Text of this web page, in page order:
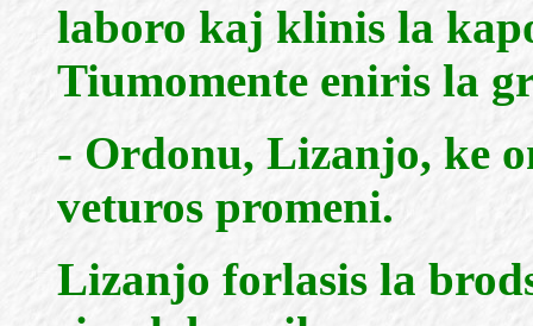
laboro kaj klinis la
Tiumomente eniris la
- Ordonu, Lizanjo, ke
veturos promeni.
Lizanjo forlasis la